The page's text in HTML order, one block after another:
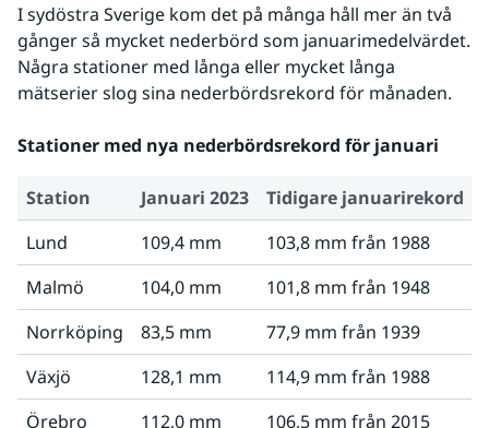
I sydöstra Sverige kom det på många håll mer än två
gånger så mycket nederbörd som januarimedelvärdet.
Några stationer med långa eller mycket långa
mätserier slog sina nederbördsrekord för månaden.
Stationer med nya nederbördsrekord för januari
Station Januari 2023 Tidigare januarirekord
Lund
109,4 mm 103,8 mm från 1988
Malmö
104,0 mm 101,8 mm från 1948
Norrköping
83,5 mm 77,9 mm från 1939
Växjö
128,1 mm 114,9 mm från 1988
Örebro
112,0 mm 106,5 mm från 2015